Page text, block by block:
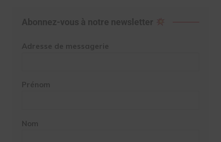
Abonnez-vous à notre newsletter
Adresse de messagerie
Prénom
Nom